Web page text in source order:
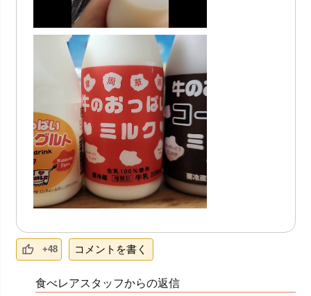
a
V
i
d
e
o
+48 コメントを書く
食べレアスタッフからの返信